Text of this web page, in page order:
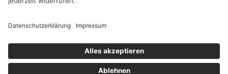
© 2026 Business Blickpunkt